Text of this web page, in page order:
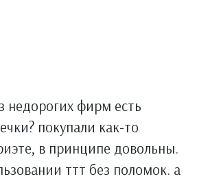
недорогих фирм есть
покупали как-то
в принципе довольны.
ттт без поломок. а